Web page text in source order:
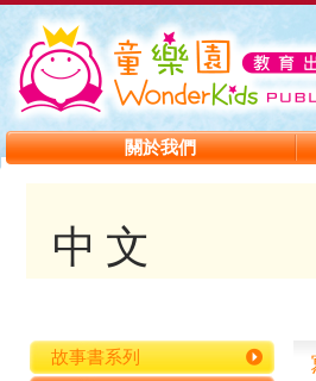
關於我們
中文
故事書系列